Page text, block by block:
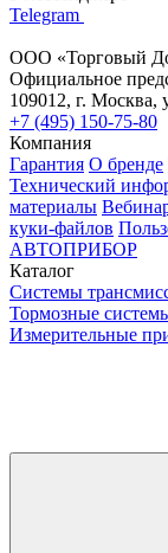
Telegram
ООО «Торговый
Официальное
109012, г. Москва,
+7 (495) 150-75-80
Компания
Гарантия О бренде
Технический
материалы
куки-файлов
АВТОПРИБОР
Каталог
Системы
Тормозные
Измерительные